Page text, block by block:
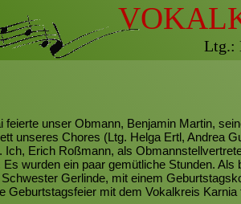
Ltg.:
feierte unser Obmann, Benjamin Martin,
unseres Chores (Ltg. Helga Ertl, Andrea
Ich, Erich Roßmann, als
Es wurden ein paar gemütliche Stunden.
Gerlinde, mit einem
Geburtstagsfeier mit dem Vokalkreis